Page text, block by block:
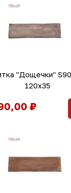
"Дощечки"
120x35
₽